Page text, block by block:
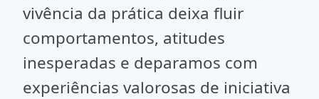
vivência da prática deixa fluir
comportamentos, atitudes
inesperadas e deparamos com
experiências valorosas de iniciativa